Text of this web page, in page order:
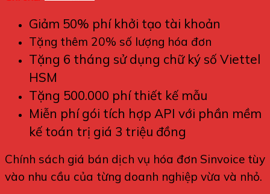
Giảm 50% phí khởi tạo tài khoản
Tặng thêm 20% số lượng hóa đơn
Tặng 6 tháng sử dụng chữ ký số Viettel
HSM
Tặng 500.000 phí thiết kế mẫu
Miễn phí gói tích hợp API với phần mềm
kế toán trị giá 3 triệu đồng
Chính sách giá bán dịch vụ hóa đơn Sinvoice tùy
vào nhu cầu của từng doanh nghiệp vừa và nhỏ.